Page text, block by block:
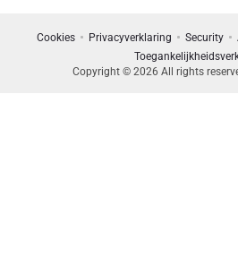
Cookies Privacyverklaring Security
Copyright © 2026 All rights